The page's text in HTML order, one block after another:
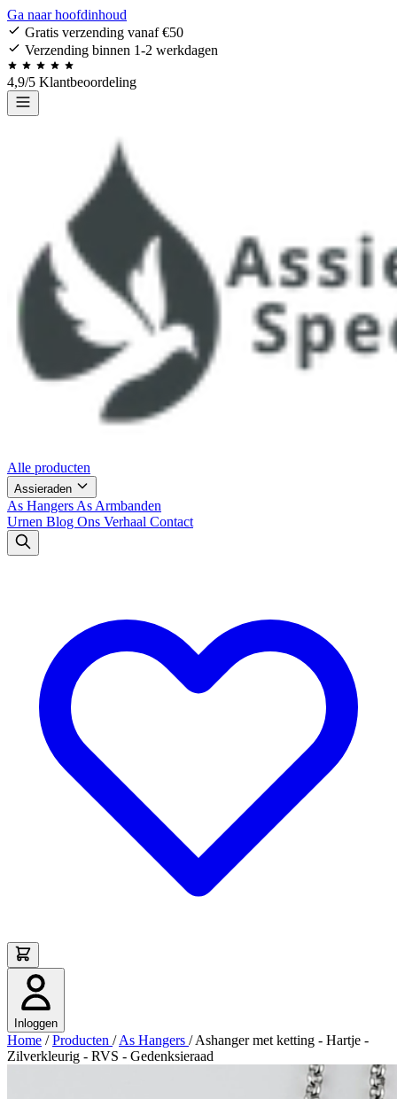
Ga naar hoofdinhoud
Gratis verzending vanaf €50
Verzending binnen 1-2 werkdagen
4,9/5 Klantbeoordeling
Alle producten
Assieraden
As Hangers As Armbanden
Urnen Blog Ons Verhaal Contact
Inloggen
Home / Producten / As Hangers / Ashanger met ketting - Hartje -
Zilverkleurig - RVS - Gedenksieraad